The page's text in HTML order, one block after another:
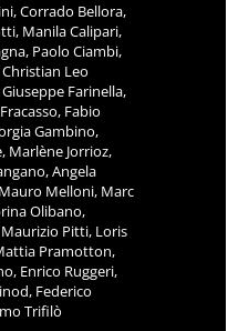
Corrado Bellora,
Manila Calipari,
Paolo Ciambi,
Leo
Farinella,
Fabio
Gambino,
Marlène Jorrioz,
Angela
Melloni, Marc
Olibano,
Pitti, Loris
Pramotton,
Enrico Ruggeri,
Federico
Trifilò